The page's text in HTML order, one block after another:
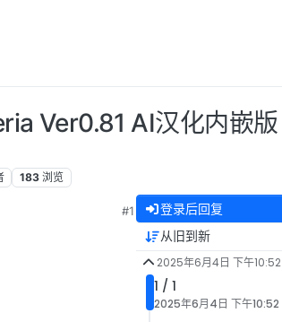
Ver0.81 AI汉化内嵌版
183 浏览
#1 登录后回复
从旧到新
2025年6月4日 下午10:52
1 / 1
2025年6月4日 下午10:52